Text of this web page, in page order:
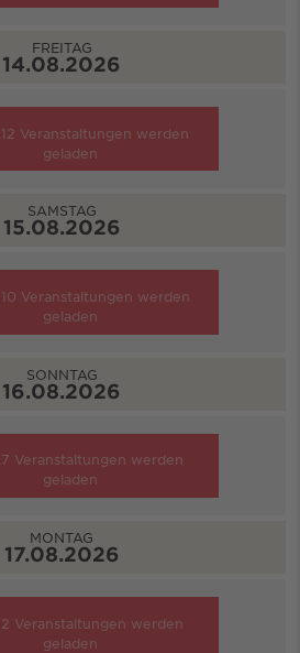
FREITAG
14.08.2026
12 Veranstaltungen werden
geladen
SAMSTAG
15.08.2026
10 Veranstaltungen werden
geladen
SONNTAG
16.08.2026
7 Veranstaltungen werden
geladen
MONTAG
17.08.2026
2 Veranstaltungen werden
geladen